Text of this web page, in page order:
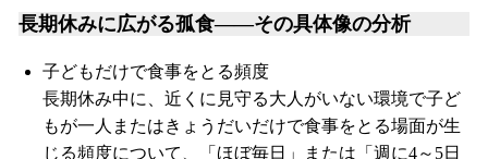
長期休みに広がる孤食――その具体像の分析
子どもだけで食事をとる頻度
長期休み中に、近くに見守る大人がいない環境で子ど
もが一人またはきょうだいだけで食事をとる場面が生
じる頻度について、「ほぼ毎日」または「週に4～5日